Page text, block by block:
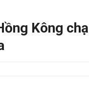
Kông